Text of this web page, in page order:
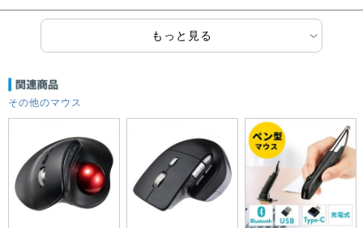
もっと見る
その他のマウス